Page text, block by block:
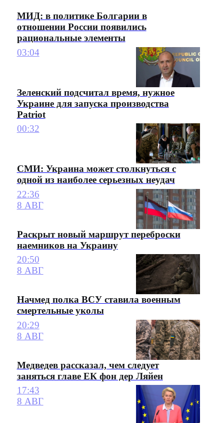
МИД: в политике Болгарии в
отношении России появились
рациональные элементы
03:04
Зеленский подсчитал время, нужное
Украине для запуска производства
Patriot
00:32
СМИ: Украина может столкнуться с
одной из наиболее серьезных неудач
22:36
8 АВГ
Раскрыт новый маршрут переброски
наемников на Украину
20:50
8 АВГ
Начмед полка ВСУ ставила военным
смертельные уколы
20:29
8 АВГ
Медведев рассказал, чем следует
заняться главе ЕК фон дер Ляйен
17:43
8 АВГ